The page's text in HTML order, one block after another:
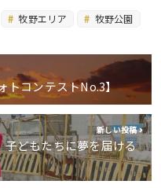
牧野エリア 牧野公園
トコンテストNo.3】
新しい投稿
どもたちに夢を届ける